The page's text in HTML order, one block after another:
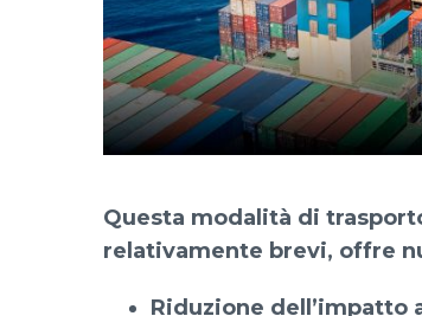
Questa modalità di
relativamente brevi, offre
Riduzione dell’impatto